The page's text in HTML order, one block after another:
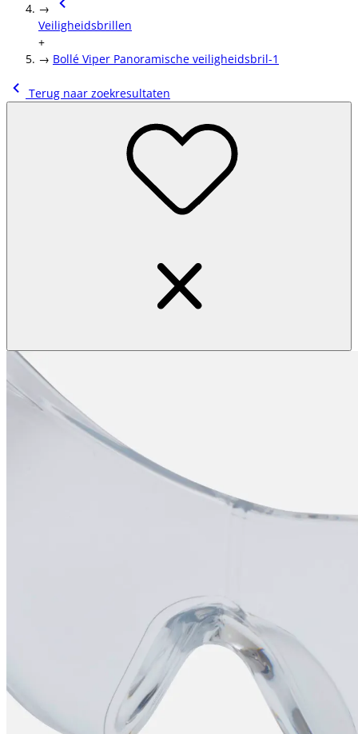
→
Veiligheidsbrillen
+
→ Bollé Viper Panoramische veiligheidsbril-1
Terug naar zoekresultaten